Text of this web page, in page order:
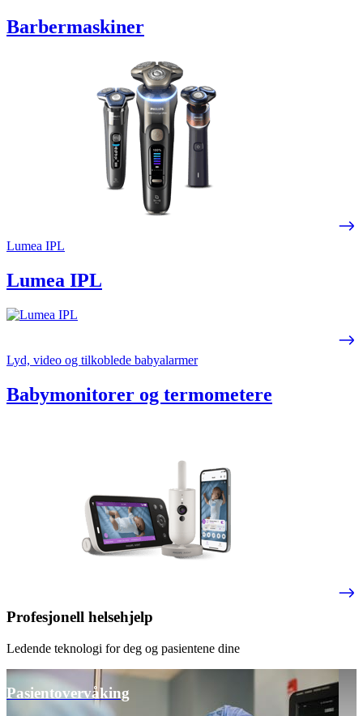
Barbermaskiner
Lumea IPL
Lumea IPL
Lyd, video og tilkoblede babyalarmer
Babymonitorer og termometere
Profesjonell helsehjelp
Ledende teknologi for deg og pasientene dine
Pasientovervåking